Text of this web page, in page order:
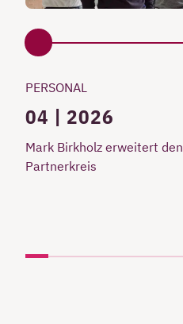
PERSONAL
04 | 2026
Mark Birkholz erweitert den
Partnerkreis